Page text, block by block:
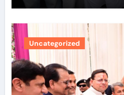
Uncategorized